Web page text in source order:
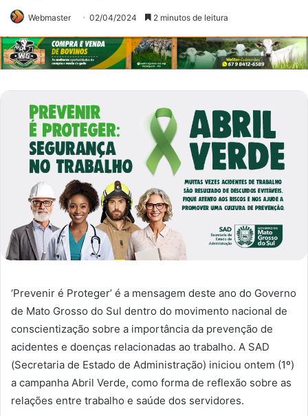
Webmaster 02/04/2024 2 minutos de leitura
‘Prevenir é Proteger’ é a mensagem deste ano do Governo
de Mato Grosso do Sul dentro do movimento nacional de
conscientização sobre a importância da prevenção de
acidentes e doenças relacionadas ao trabalho. A SAD
(Secretaria de Estado de Administração) iniciou ontem (1º)
a campanha Abril Verde, como forma de reflexão sobre as
relações entre trabalho e saúde dos servidores.